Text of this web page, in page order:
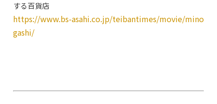
する百貨店
https://www.bs-asahi.co.jp/teibantimes/movie/mino
gashi/